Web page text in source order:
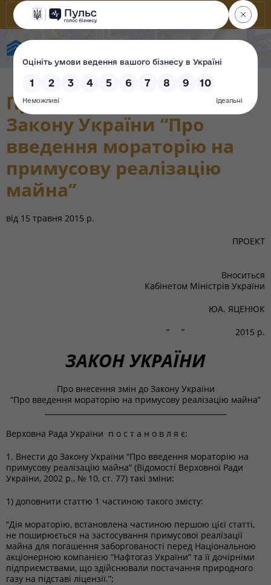
Про внесення змін до
Закону України “Про
введення мораторію на
примусову реалізацію
майна”
від 15 травня 2015 р.
ПРОЕКТ
Вноситься
Кабінетом Міністрів України
ЮА. ЯЦЕНЮК
“ ” 2015 р.
ЗАКОН УКРАЇНИ
Про внесення змін до Закону України
“Про введення мораторію на примусову реалізацію майна”
Верховна Рада України п о с т а н о в л я є:
1. Внести до Закону України “Про введення мораторію на
примусову реалізацію майна” (Відомості Верховної Ради
України, 2002 р., № 10, ст. 77) такі зміни:
1) доповнити статтю 1 частиною такого змісту:
“Дія мораторію, встановлена частиною першою цієї статті,
не поширюється на застосування примусової реалізації
майна для погашення заборгованості перед Національною
акціонерною компанією “Нафтогаз України” та її дочірніми
підприємствами, що здійснювали постачання природного
газу на підставі ліцензії.”;